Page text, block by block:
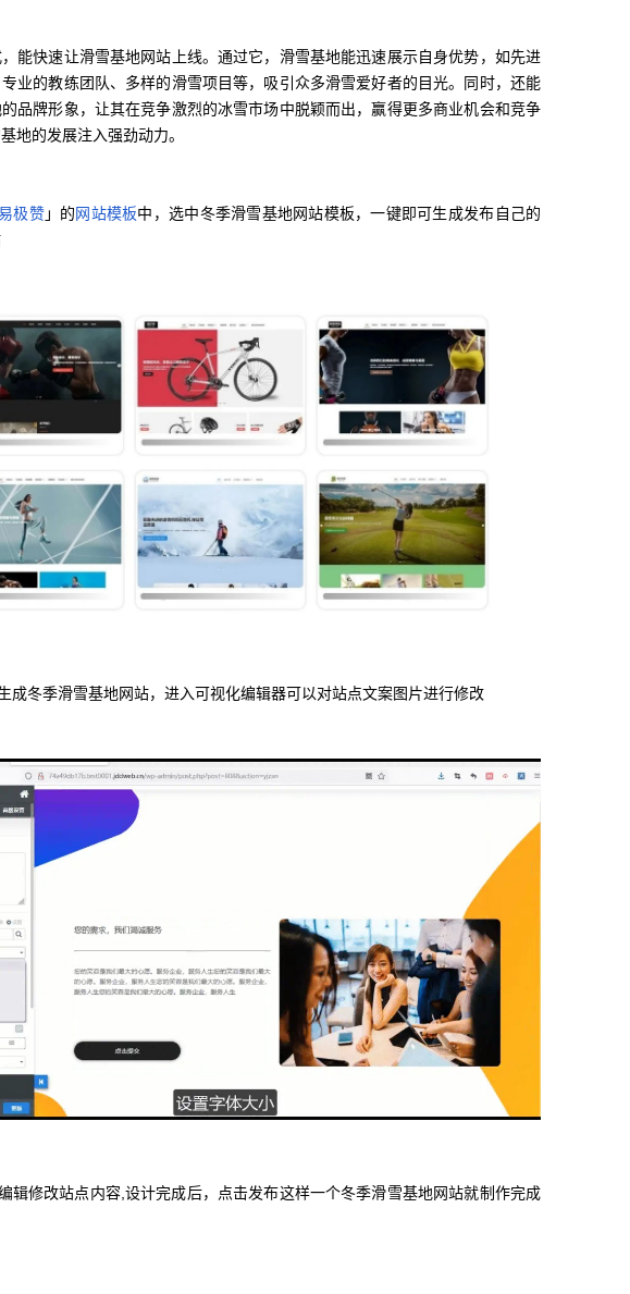
能快速让滑雪基地网站上线。通过它，滑雪基地能迅速展示自身优势，如先进
业的教练团队、多样的滑雪项目等，吸引众多滑雪爱好者的目光。同时，还能
品牌形象，让其在竞争激烈的冰雪市场中脱颖而出，赢得更多商业机会和竞争
地的发展注入强劲动力。
极赞」的网站模板中，选中冬季滑雪基地网站模板，一键即可生成发布自己的
成冬季滑雪基地网站，进入可视化编辑器可以对站点文案图片进行修改
辑修改站点内容,设计完成后，点击发布这样一个冬季滑雪基地网站就制作完成